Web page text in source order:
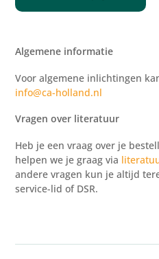
Algemene informatie
Voor algemene inlichtingen
info@ca-holland.nl
Vragen over literatuur
Heb je een vraag over je
helpen we je graag via
andere vragen kun je altijd
service-lid of DSR.